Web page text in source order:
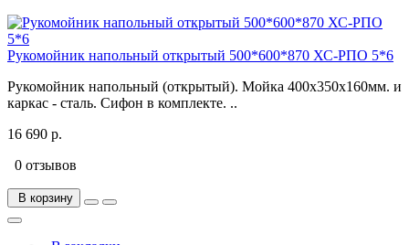
Рукомойник напольный открытый 500*600*870 ХС-РПО 5*6
Рукомойник напольный (открытый). Мойка 400х350х160мм. и
каркас - сталь. Сифон в комплекте. ..
16 690 р.
0 отзывов
В корзину